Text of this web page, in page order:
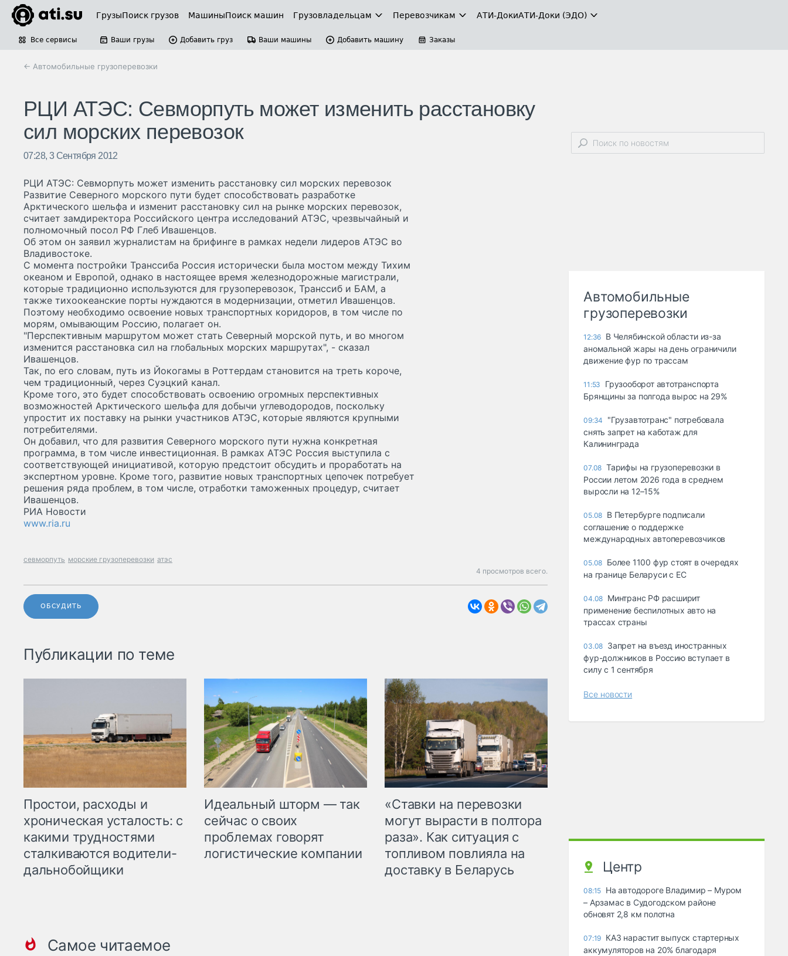
ГрузыПоиск грузов МашиныПоиск машин Грузовладельцам Перевозчикам АТИ-ДокиАТИ-Доки (ЭДО)
Все сервисы Ваши грузы Добавить груз Ваши машины Добавить машину Заказы
← Автомобильные грузоперевозки
РЦИ АТЭС: Севморпуть может изменить расстановку
сил морских перевозок
07:28, 3 Сентября 2012
РЦИ АТЭС: Севморпуть может изменить расстановку сил морских перевозок
Развитие Северного морского пути будет способствовать разработке
Арктического шельфа и изменит расстановку сил на рынке морских перевозок,
считает замдиректора Российского центра исследований АТЭС, чрезвычайный и
полномочный посол РФ Глеб Ивашенцов.
Об этом он заявил журналистам на брифинге в рамках недели лидеров АТЭС во
Владивостоке.
С момента постройки Транссиба Россия исторически была мостом между Тихим
океаном и Европой, однако в настоящее время железнодорожные магистрали,
которые традиционно используются для грузоперевозок, Транссиб и БАМ, а
также тихоокеанские порты нуждаются в модернизации, отметил Ивашенцов.
Поэтому необходимо освоение новых транспортных коридоров, в том числе по
морям, омывающим Россию, полагает он.
"Перспективным маршрутом может стать Северный морской путь, и во многом
изменится расстановка сил на глобальных морских маршрутах", - сказал
Ивашенцов.
Так, по его словам, путь из Йокогамы в Роттердам становится на треть короче,
чем традиционный, через Суэцкий канал.
Кроме того, это будет способствовать освоению огромных перспективных
возможностей Арктического шельфа для добычи углеводородов, поскольку
упростит их поставку на рынки участников АТЭС, которые являются крупными
потребителями.
Он добавил, что для развития Северного морского пути нужна конкретная
программа, в том числе инвестиционная. В рамках АТЭС Россия выступила с
соответствующей инициативой, которую предстоит обсудить и проработать на
экспертном уровне. Кроме того, развитие новых транспортных цепочек потребует
решения ряда проблем, в том числе, отработки таможенных процедур, считает
Ивашенцов.
РИА Новости
www.ria.ru
севморпуть морские грузоперевозки атэс
4 просмотров всего.
ОБСУДИТЬ
Публикации по теме
Простои, расходы и
хроническая усталость: с
какими трудностями
сталкиваются водители-
дальнобойщики
Идеальный шторм — так
сейчас о своих
проблемах говорят
логистические компании
«Ставки на перевозки
могут вырасти в полтора
раза». Как ситуация с
топливом повлияла на
доставку в Беларусь
Самое читаемое
Автомобильные
грузоперевозки
12:36 В Челябинской области из-за
аномальной жары на день ограничили
движение фур по трассам
11:53
Грузооборот автотранспорта
Брянщины за полгода вырос на 29%
09:34
"Грузавтотранс" потребовала
снять запрет на каботаж для
Калининграда
07.08 Тарифы на грузоперевозки в
России летом 2026 года в среднем
выросли на 12–15%
05.08 В Петербурге подписали
соглашение о поддержке
международных автоперевозчиков
05.08 Более 1100 фур стоят в очередях
на границе Беларуси с ЕС
04.08 Минтранс РФ расширит
применение беспилотных авто на
трассах страны
03.08 Запрет на въезд иностранных
фур-должников в Россию вступает в
силу с 1 сентября
Все новости
Центр
08:15 На автодороге Владимир – Муром
– Арзамас в Судогодском районе
обновят 2,8 км полотна
07:19 КАЗ нарастит выпуск стартерных
аккумуляторов на 20% благодаря